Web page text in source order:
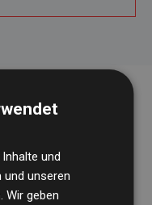
und
und unseren
Wir geben